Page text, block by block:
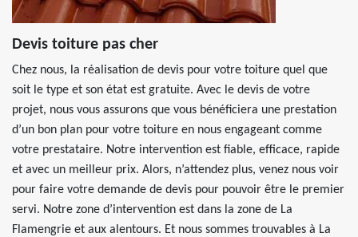
Devis toiture pas cher
Chez nous, la réalisation de devis pour votre toiture quel que
soit le type et son état est gratuite. Avec le devis de votre
projet, nous vous assurons que vous bénéficiera une prestation
d’un bon plan pour votre toiture en nous engageant comme
votre prestataire. Notre intervention est fiable, efficace, rapide
et avec un meilleur prix. Alors, n’attendez plus, venez nous voir
pour faire votre demande de devis pour pouvoir être le premier
servi. Notre zone d’intervention est dans la zone de La
Flamengrie et aux alentours. Et nous sommes trouvables à La